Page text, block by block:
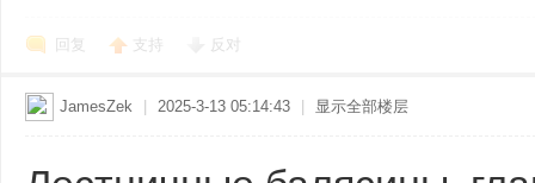
回复 支持 反对
JamesZek 2025-3-13 05:14:43 显示全部楼层